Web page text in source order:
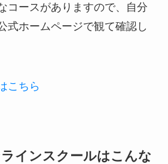
コースがありますので、自分
式ホームページで観て確認し
こちら
インスクールはこんな